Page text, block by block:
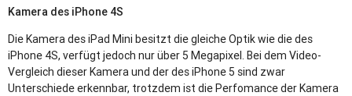
Kamera des iPhone 4S
Die Kamera des iPad Mini besitzt die gleiche Optik wie die des
iPhone 4S, verfügt jedoch nur über 5 Megapixel. Bei dem Video-
Vergleich dieser Kamera und der des iPhone 5 sind zwar
Unterschiede erkennbar, trotzdem ist die Perfomance der Kamera